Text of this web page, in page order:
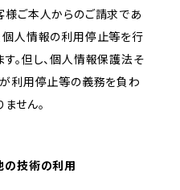
様ご本人からのご請求であ
個人情報の利用停止等を行
。但し、個人情報保護法そ
が利用停止等の義務を負わ
せん。
の技術の利用